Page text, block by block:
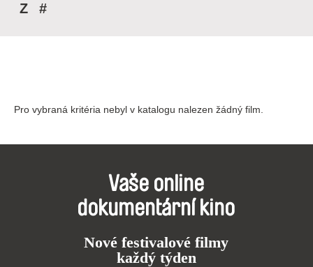
Z
#
Pro vybraná kritéria nebyl v katalogu nalezen žádný film.
Vaše online
dokumentární kino
Nové festivalové filmy
každý týden